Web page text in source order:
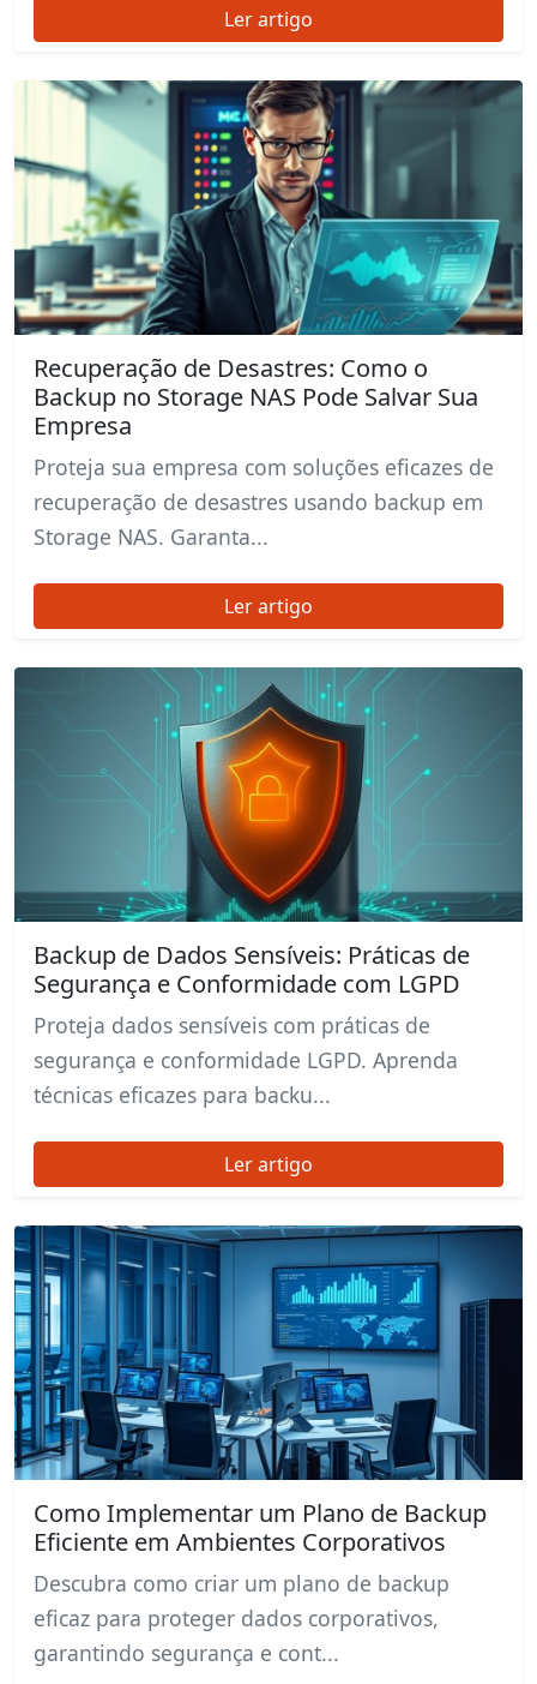
Ler artigo
Recuperação de Desastres: Como o
Backup no Storage NAS Pode Salvar Sua
Empresa
Proteja sua empresa com soluções eficazes de
recuperação de desastres usando backup em
Storage NAS. Garanta...
Ler artigo
Backup de Dados Sensíveis: Práticas de
Segurança e Conformidade com LGPD
Proteja dados sensíveis com práticas de
segurança e conformidade LGPD. Aprenda
técnicas eficazes para backu...
Ler artigo
Como Implementar um Plano de Backup
Eficiente em Ambientes Corporativos
Descubra como criar um plano de backup
eficaz para proteger dados corporativos,
garantindo segurança e cont...